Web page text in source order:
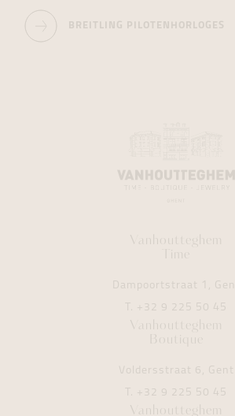
BREITLING PILOTENHORLOGES
Vanhoutteghem
Time
Dampoortstraat 1, Gent
T. +32 9 225 50 45
Vanhoutteghem
Boutique
Voldersstraat 6, Gent
T. +32 9 225 50 45
Vanhoutteghem